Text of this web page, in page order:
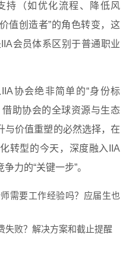
持（如优化流程、降低风
值创造者”的角色转变，这
会员体系区别于普通职业
协会绝非简单的“身份标
助协会的全球资源与生态
与价值重塑的必然选择，在
转型的今天，深度融入IIA
力的“关键一步”。
需要工作经验吗？应届生也
失败？解决方案和截止提醒